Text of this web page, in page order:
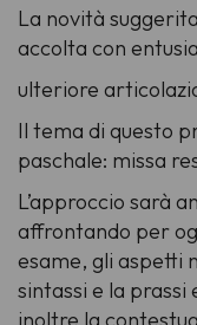
La novità
accolta con
ulteriore
Il tema di questo
paschale: missa
L’approccio sarà
affrontando per
esame, gli aspetti
sintassi e la